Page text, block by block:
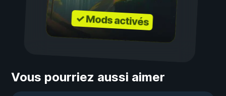
✓ Mods activés
Vous pourriez aussi aimer